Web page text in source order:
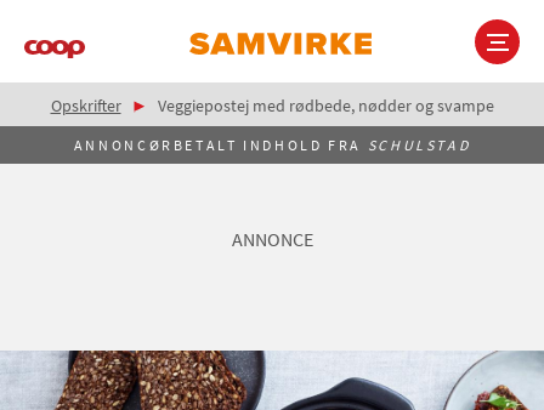
Main
navigation
Brødkrumme
Opskrifter Veggiepostej med rødbede, nødder og svampe
ANNONCØRBETALT INDHOLD FRA SCHULSTAD
ANNONCE